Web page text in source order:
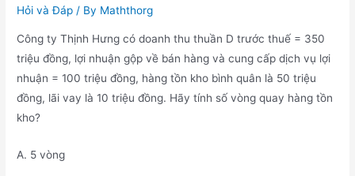
Hỏi và Đáp / By Maththorg
Công ty Thịnh Hưng có doanh thu thuần D trước thuế = 350
triệu đồng, lợi nhuận gộp về bán hàng và cung cấp dịch vụ lợi
nhuận = 100 triệu đồng, hàng tồn kho bình quân là 50 triệu
đồng, lãi vay là 10 triệu đồng. Hãy tính số vòng quay hàng tồn
kho?
A. 5 vòng